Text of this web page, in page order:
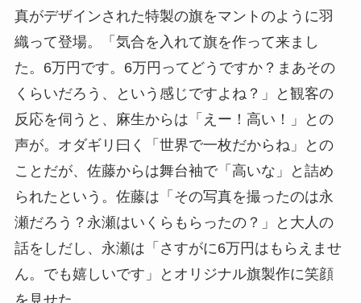
真がデザインされた特製の旗をマントのように羽
織って登場。「気合を入れて旗を作って来まし
た。6万円です。6万円ってどうですか？まあその
くらいだろう、という感じですよね？」と観客の
反応を伺うと、麻生からは「えー！高い！」との
声が。オダギリ曰く「世界で一枚だからね」との
ことだが、佐藤からは舞台袖で「高いな」と詰め
られたという。佐藤は「その写真を撮ったのは永
瀬だろう？永瀬はいくらもらったの？」と大人の
話をしだし、永瀬は「さすがに6万円はもらえませ
ん。でも嬉しいです」とオリジナル旗製作に笑顔